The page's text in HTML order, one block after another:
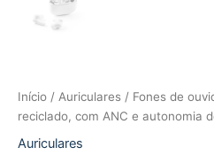
Início / Auriculares / Fones de
reciclado, com ANC e autonomia
Auriculares